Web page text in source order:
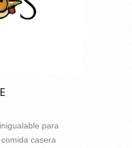
para
casera